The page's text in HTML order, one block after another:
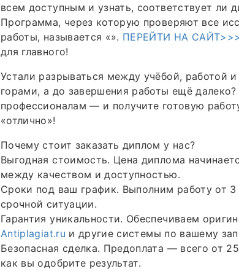
всем доступным и узнать, соответствует ли
Программа, через которую проверяют все
работы, называется «». ПЕРЕЙТИ НА САЙТ>>>
для главного!
Устали разрываться между учёбой, работой
горами, а до завершения работы ещё
профессионалам — и получите готовую
«отлично»!
Почему стоит заказать диплом у нас?
Выгодная стоимость. Цена диплома
между качеством и доступностью.
Сроки под ваш график. Выполним работу от
срочной ситуации.
Гарантия уникальности. Обеспечиваем
Antiplagiat.ru и другие системы по вашему
Безопасная сделка. Предоплата — всего от
как вы одобрите результат.